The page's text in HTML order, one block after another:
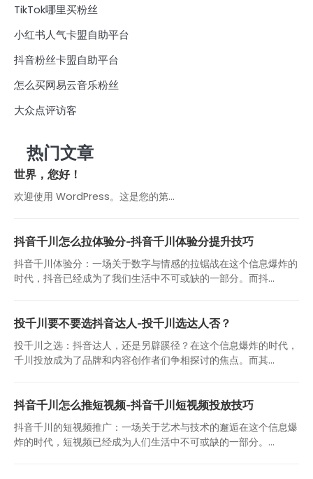
TikTok哪里买粉丝
小红书人气卡盟自助平台
抖音粉丝卡盟自助平台
怎么买网易云音乐粉丝
大众点评访客
热门文章
世界，您好！
欢迎使用 WordPress。这是您的第…
抖音千川怎么拉体验分-抖音千川体验分提升技巧
抖音千川体验分：一场关于数字与情感的拉锯战在这个信息爆炸的
时代，抖音已经成为了我们生活中不可或缺的一部分。而抖...
投千川要不要选抖音达人-投千川选达人否？
投千川之选：抖音达人，还是另辟蹊径？在这个信息爆炸的时代，
千川投放成为了品牌和内容创作者们争相探讨的焦点。而其...
抖音千川怎么推短视频-抖音千川短视频投放技巧
抖音千川的短视频推广：一场关于艺术与技术的邂逅在这个信息爆
炸的时代，短视频已经成为人们生活中不可或缺的一部分。...